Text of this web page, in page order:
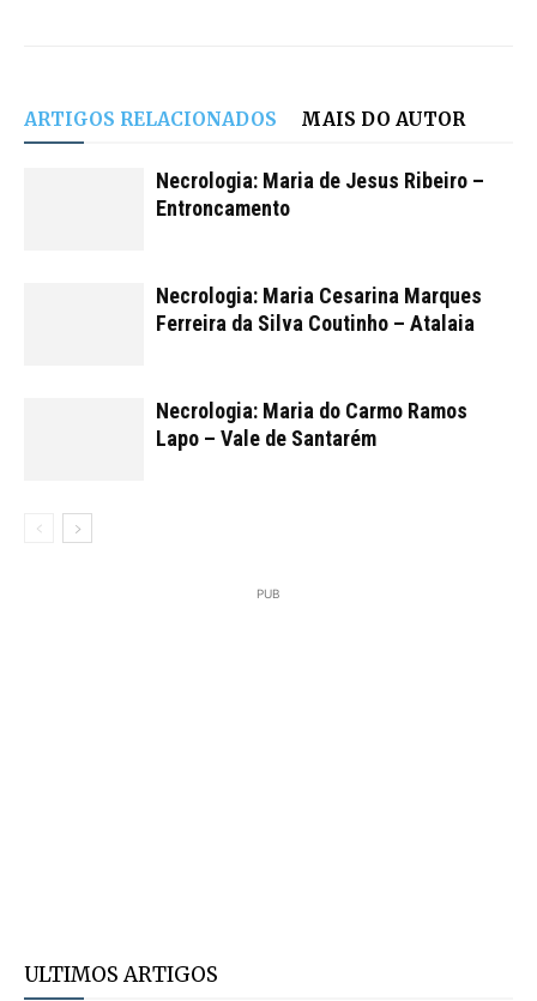
ARTIGOS RELACIONADOS MAIS DO AUTOR
Necrologia: Maria de Jesus Ribeiro –
Entroncamento
Necrologia: Maria Cesarina Marques
Ferreira da Silva Coutinho – Atalaia
Necrologia: Maria do Carmo Ramos
Lapo – Vale de Santarém
PUB
ULTIMOS ARTIGOS